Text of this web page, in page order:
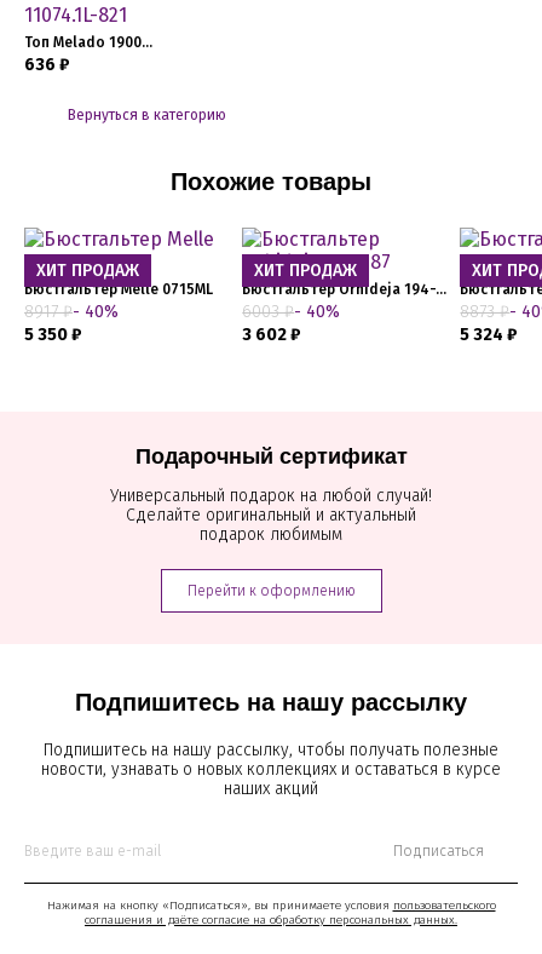
Топ Melado 1900W-11074.1L-821
636 ₽
Вернуться в категорию
Похожие товары
ХИТ ПРОДАЖ
Бюстгальтер Melle 0715ML
8917 ₽- 40%
5 350 ₽
ХИТ ПРОДАЖ
Бюстгальтер Orhideja 194-187
6003 ₽- 40%
3 602 ₽
ХИТ
8873 ₽-
5 324 ₽
Подпишитесь на нашу рассылку
Подпишитесь на нашу рассылку, чтобы получать полезные
новости, узнавать о новых коллекциях и оставаться в курсе
наших акций
Подписаться
Нажимая на кнопку «Подписаться», вы принимаете условия пользовательского
соглашения и даёте согласие на обработку персональных данных.
Подарочный сертификат
Универсальный подарок на любой случай!
Сделайте оригинальный и актуальный
подарок любимым
Перейти к оформлению